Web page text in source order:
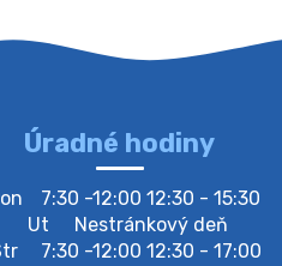
Értesítjük a lakosokat,
plastu-
že v stredu 05. augusta
Úradné hodiny
7:30 -12:00 12:30 - 15:30
Ut
Nestránkový deň
7:30 -12:00 12:30 - 17:00